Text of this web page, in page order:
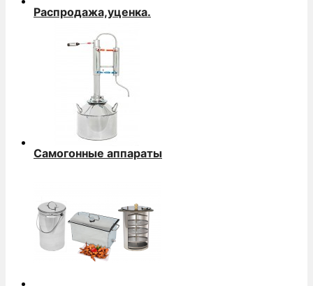
Распродажа,уценка.
Самогонные аппараты